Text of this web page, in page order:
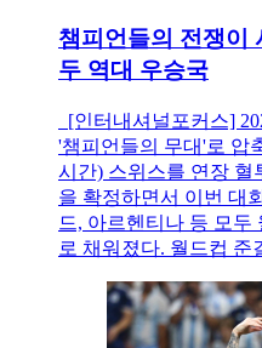
챔피언들의 전쟁이
두 역대 우승국
[인터내셔널포커스]
'챔피언들의 무대'로 압
시간) 스위스를 연장 혈
을 확정하면서 이번 대
드, 아르헨티나 등 모두
로 채워졌다. 월드컵 준